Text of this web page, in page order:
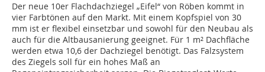
Der neue 10er Flachdachziegel „Eifel“ von Röben kommt in
vier Farbtönen auf den Markt. Mit einem Kopfspiel von 30
mm ist er flexibel einsetzbar und sowohl für den Neubau als
auch für die Altbausanierung geeignet. Für 1 m² Dachfläche
werden etwa 10,6 der Dachziegel benötigt. Das Falzsystem
des Ziegels soll für ein hohes Maß an